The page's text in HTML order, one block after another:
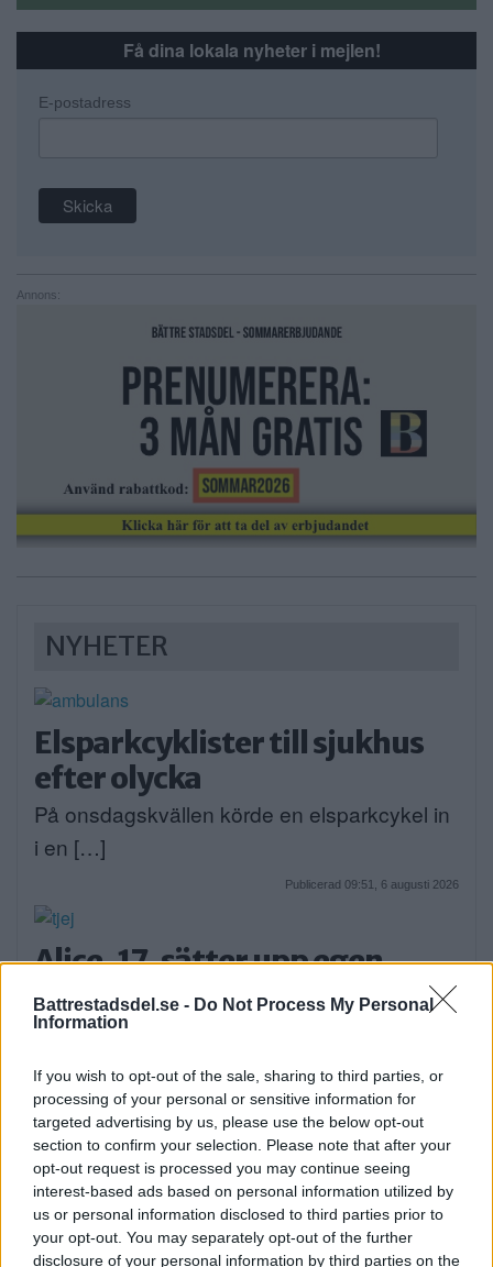
Battrestadsdel.se - Do Not Process My Personal
Information
If you wish to opt-out of the sale, sharing to third parties, or
processing of your personal or sensitive information for
targeted advertising by us, please use the below opt-out
section to confirm your selection. Please note that after your
opt-out request is processed you may continue seeing
interest-based ads based on personal information utilized by
us or personal information disclosed to third parties prior to
your opt-out. You may separately opt-out of the further
disclosure of your personal information by third parties on the
Få dina lokala nyheter i mejlen!
E-postadress
Annons:
NYHETER
Elsparkcyklister till sjukhus
efter olycka
På onsdagskvällen körde en elsparkcykel in
i en […]
Publicerad 09:51, 6 augusti 2026
Alice, 17, sätter upp egen
musikal – här är de största
utmaningarna
Alice Stenberg är 17 år och har skrivit, […]
Publicerad 16:16, 5 augusti 2026
Bilist körde på vuxen och barn
på cykel
På måndagskvällen blev två personer som